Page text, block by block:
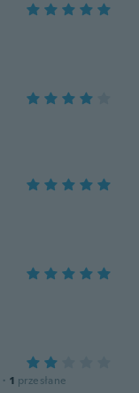
· 1 przesłane